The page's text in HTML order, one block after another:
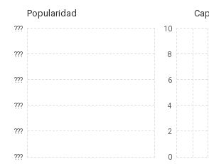
Popularidad
???
???
???
???
???
???
10
8
6
4
2
0